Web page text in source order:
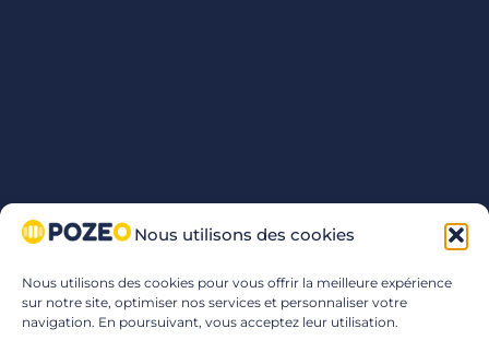
Nous utilisons des cookies
Nous utilisons des cookies pour vous offrir la meilleure expérience
sur notre site, optimiser nos services et personnaliser votre
navigation. En poursuivant, vous acceptez leur utilisation.